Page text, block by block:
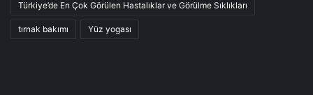
Türkiye’de En Çok Görülen Hastalıklar ve Görülme Sıklıkları
tırnak bakımı Yüz yogası